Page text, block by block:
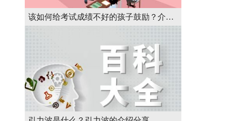
该如何给考试成绩不好的孩子鼓励？介绍方法